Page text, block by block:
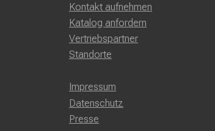
Kontakt aufnehmen
Katalog anfordern
Vertriebspartner
Standorte
Impressum
Datenschutz
Presse